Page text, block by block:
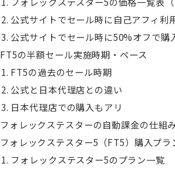
公式サイトでセール時に自己アフィ利
公式サイトでセール時に50%オフで購
FT5の半額セール実施時期・ペース
FT5の過去のセール時期
公式と日本代理店との違い
日本代理店での購入もアリ
フォレックステスターの自動課金の仕組
フォレックステスター5（FT5）購入プラ
フォレックステスター5のプラン一覧